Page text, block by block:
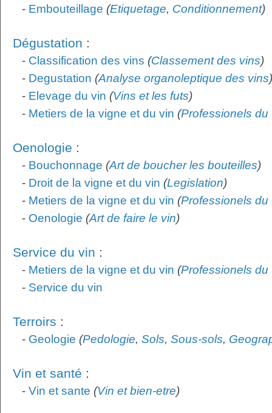
- Embouteillage (Etiquetage, Conditionnement)
Dégustation :
- Classification des vins (Classement des vins)
- Degustation (Analyse organoleptique des vins)
- Elevage du vin (Vins et les futs)
- Metiers de la vigne et du vin (Professionels du
Oenologie :
- Bouchonnage (Art de boucher les bouteilles)
- Droit de la vigne et du vin (Legislation)
- Metiers de la vigne et du vin (Professionels du
- Oenologie (Art de faire le vin)
Service du vin :
- Metiers de la vigne et du vin (Professionels du
- Service du vin
Terroirs :
- Geologie (Pedologie, Sols, Sous-sols,
Vin et santé :
- Vin et sante (Vin et bien-etre)